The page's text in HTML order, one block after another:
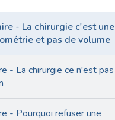
- La chirurgie c'est une
et pas de volume
- La chirurgie ce n'est pas
- Pourquoi refuser une